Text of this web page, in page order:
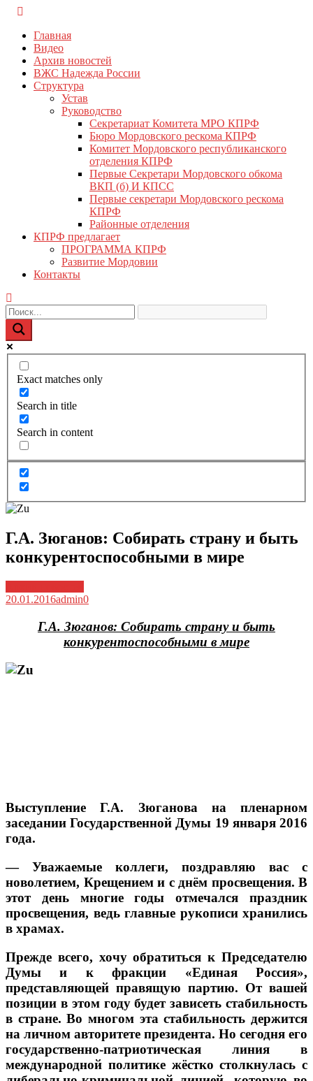
Перейти
содержимому
Главная
Видео
Архив новостей
ВЖС Надежда России
Структура
Устав
Руководство
Секретариат Комитета МРО КПРФ
Бюро Мордовского рескома КПРФ
Комитет Мордовского республиканского
отделения КПРФ
Первые Секретари Мордовского обкома
ВКП (б) И КПСС
Первые секретари Мордовского рескома
КПРФ
Районные отделения
КПРФ предлагает
ПРОГРАММА КПРФ
Развитие Мордовии
Контакты
Exact matches only
Search in title
Search in content
Г.А. Зюганов: Собирать страну и быть
конкурентоспособными в мире
20.01.2016admin0
Г.А. Зюганов: Собирать страну и быть
конкурентоспособными в мире
Выступление Г.А. Зюганова на пленарном
заседании Государственной Думы 19 января 2016
года.
— Уважаемые коллеги, поздравляю вас с
новолетием, Крещением и с днём просвещения. В
этот день многие годы отмечался праздник
просвещения, ведь главные рукописи хранились
в храмах.
Прежде всего, хочу обратиться к Председателю
Думы и к фракции «Единая Россия»,
представляющей правящую партию. От вашей
позиции в этом году будет зависеть стабильность
в стране. Во многом эта стабильность держится
на личном авторитете президента. Но сегодня его
государственно-патриотическая линия в
международной политике жёстко столкнулась с